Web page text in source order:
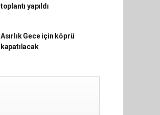
toplantı yapıldı
Asırlık Gece için köprü
kapatılacak